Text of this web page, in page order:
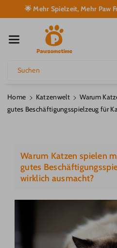
Nhalt
🌟 Mehr Spielzeit, Mehr Paw
Suchen
Home Katzenwelt
Warum
gutes Beschäftigungsspielzeug für
Warum Katzen spielen
gutes
wirklich ausmacht?